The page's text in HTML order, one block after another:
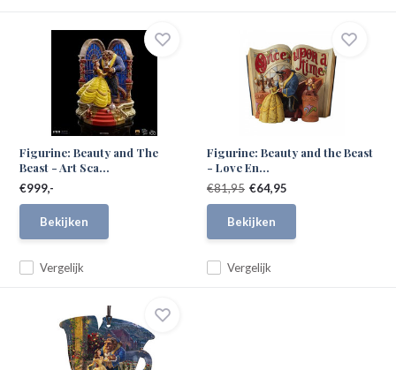
Figurine: Beauty and The
Beast - Art Sca...
Vergelijk
€999,-
Bekijken
Figurine: Beauty and the Beast
- Love En...
Vergelijk
€81,95 €64,95
Bekijken